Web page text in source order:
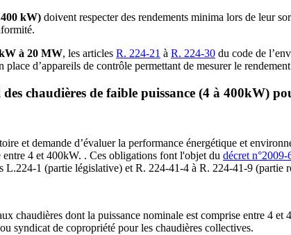
400 kW) doivent respecter des rendements minima lors de leur
à 20 MW, les articles R. 224-21 à R. 224-30 du code de
d’appareils de contrôle permettant de mesurer le
chaudières de faible puissance (4 à 400kW)
et demande d’évaluer la performance énergétique et
entre 4 et 400kW. . Ces obligations font l'objet du décret
L.224-1 (partie législative) et R. 224-41-4 à R. 224-41-9 (partie
chaudières dont la puissance nominale est comprise entre 4 et
syndicat de copropriété pour les chaudières collectives.